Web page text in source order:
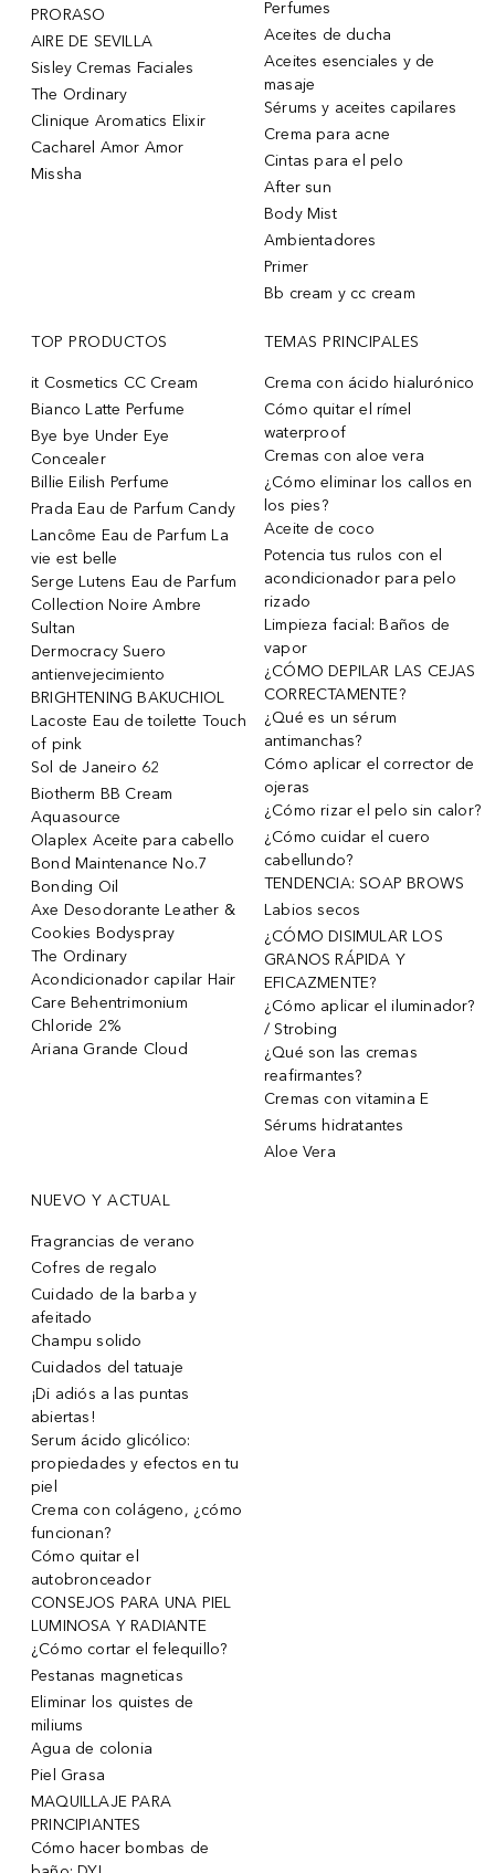
PRORASO
AIRE DE SEVILLA
Sisley Cremas Faciales
The Ordinary
Clinique Aromatics Elixir
Cacharel Amor Amor
Missha
Perfumes
Aceites de ducha
Aceites esenciales y de
masaje
Sérums y aceites capilares
Crema para acne
Cintas para el pelo
After sun
Body Mist
Ambientadores
Primer
Bb cream y cc cream
TOP PRODUCTOS
it Cosmetics CC Cream
Bianco Latte Perfume
Bye bye Under Eye
Concealer
Billie Eilish Perfume
Prada Eau de Parfum Candy
Lancôme Eau de Parfum La
vie est belle
Serge Lutens Eau de Parfum
Collection Noire Ambre
Sultan
Dermocracy Suero
antienvejecimiento
BRIGHTENING BAKUCHIOL
Lacoste Eau de toilette Touch
of pink
Sol de Janeiro 62
Biotherm BB Cream
Aquasource
Olaplex Aceite para cabello
Bond Maintenance No.7
Bonding Oil
Axe Desodorante Leather &
Cookies Bodyspray
The Ordinary
Acondicionador capilar Hair
Care Behentrimonium
Chloride 2%
Ariana Grande Cloud
TEMAS PRINCIPALES
Crema con ácido hialurónico
Cómo quitar el rímel
waterproof
Cremas con aloe vera
¿Cómo eliminar los callos en
los pies?
Aceite de coco
Potencia tus rulos con el
acondicionador para pelo
rizado
Limpieza facial: Baños de
vapor
¿CÓMO DEPILAR LAS CEJAS
CORRECTAMENTE?
¿Qué es un sérum
antimanchas?
Cómo aplicar el corrector de
ojeras
¿Cómo rizar el pelo sin calor?
¿Cómo cuidar el cuero
cabellundo?
TENDENCIA: SOAP BROWS
Labios secos
¿CÓMO DISIMULAR LOS
GRANOS RÁPIDA Y
EFICAZMENTE?
¿Cómo aplicar el iluminador?
/ Strobing
¿Qué son las cremas
reafirmantes?
Cremas con vitamina E
Sérums hidratantes
Aloe Vera
NUEVO Y ACTUAL
Fragrancias de verano
Cofres de regalo
Cuidado de la barba y
afeitado
Champu solido
Cuidados del tatuaje
¡Di adiós a las puntas
abiertas!
Serum ácido glicólico:
propiedades y efectos en tu
piel
Crema con colágeno, ¿cómo
funcionan?
Cómo quitar el
autobronceador
CONSEJOS PARA UNA PIEL
LUMINOSA Y RADIANTE
¿Cómo cortar el felequillo?
Pestanas magneticas
Eliminar los quistes de
miliums
Agua de colonia
Piel Grasa
MAQUILLAJE PARA
PRINCIPIANTES
Cómo hacer bombas de